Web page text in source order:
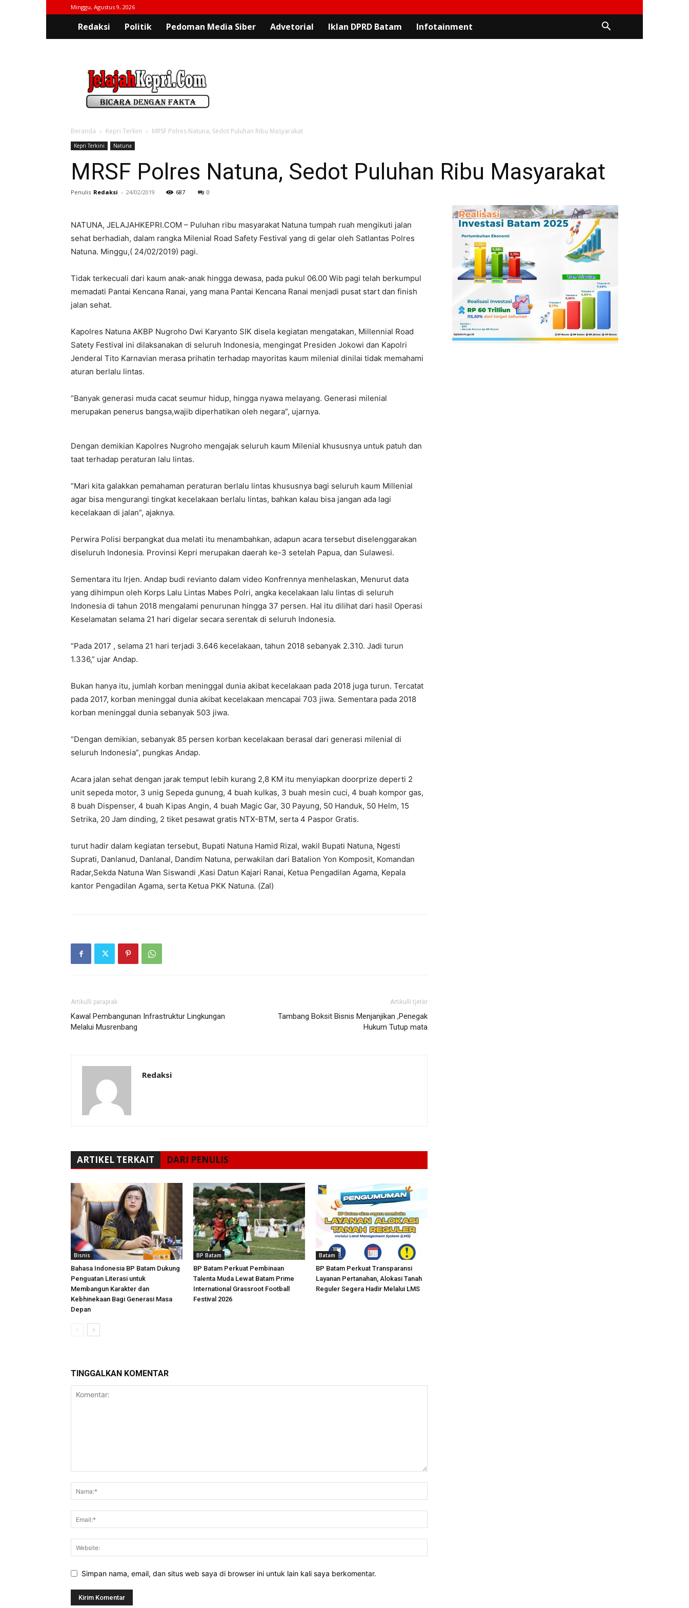
Minggu, Agustus 9, 2026
Redaksi Politik Pedoman Media Siber Advetorial Iklan DPRD Batam Infotainment
Beranda Kepri Terkini MRSF Polres Natuna, Sedot Puluhan Ribu Masyarakat
Kepri Terkini Natuna
MRSF Polres Natuna, Sedot Puluhan Ribu Masyarakat
Penulis Redaksi - 24/02/2019 687 0
NATUNA, JELAJAHKEPRI.COM – Puluhan ribu masyarakat Natuna tumpah ruah mengikuti jalan
sehat berhadiah, dalam rangka Milenial Road Safety Festival yang di gelar oleh Satlantas Polres
Natuna. Minggu,( 24/02/2019) pagi.
Tidak terkecuali dari kaum anak-anak hingga dewasa, pada pukul 06.00 Wib pagi telah berkumpul
memadati Pantai Kencana Ranai, yang mana Pantai Kencana Ranai menjadi pusat start dan finish
jalan sehat.
Kapolres Natuna AKBP Nugroho Dwi Karyanto SIK disela kegiatan mengatakan, Millennial Road
Satety Festival ini dilaksanakan di seluruh Indonesia, mengingat Presiden Jokowi dan Kapolri
Jenderal Tito Karnavian merasa prihatin terhadap mayoritas kaum milenial dinilai tidak memahami
aturan berlalu lintas.
“Banyak generasi muda cacat seumur hidup, hingga nyawa melayang. Generasi milenial
merupakan penerus bangsa,wajib diperhatikan oleh negara”, ujarnya.
Dengan demikian Kapolres Nugroho mengajak seluruh kaum Milenial khususnya untuk patuh dan
taat terhadap peraturan lalu lintas.
“Mari kita galakkan pemahaman peraturan berlalu lintas khususnya bagi seluruh kaum Millenial
agar bisa mengurangi tingkat kecelakaan berlalu lintas, bahkan kalau bisa jangan ada lagi
kecelakaan di jalan”, ajaknya.
Perwira Polisi berpangkat dua melati itu menambahkan, adapun acara tersebut diselenggarakan
diseluruh Indonesia. Provinsi Kepri merupakan daerah ke-3 setelah Papua, dan Sulawesi.
Sementara itu Irjen. Andap budi revianto dalam video Konfrennya menhelaskan, Menurut data
yang dihimpun oleh Korps Lalu Lintas Mabes Polri, angka kecelakaan lalu lintas di seluruh
Indonesia di tahun 2018 mengalami penurunan hingga 37 persen. Hal itu dilihat dari hasil Operasi
Keselamatan selama 21 hari digelar secara serentak di seluruh Indonesia.
“Pada 2017 , selama 21 hari terjadi 3.646 kecelakaan, tahun 2018 sebanyak 2.310. Jadi turun
1.336,” ujar Andap.
Bukan hanya itu, jumlah korban meninggal dunia akibat kecelakaan pada 2018 juga turun. Tercatat
pada 2017, korban meninggal dunia akibat kecelakaan mencapai 703 jiwa. Sementara pada 2018
korban meninggal dunia sebanyak 503 jiwa.
“Dengan demikian, sebanyak 85 persen korban kecelakaan berasal dari generasi milenial di
seluruh Indonesia”, pungkas Andap.
Acara jalan sehat dengan jarak temput lebih kurang 2,8 KM itu menyiapkan doorprize deperti 2
unit sepeda motor, 3 unig Sepeda gunung, 4 buah kulkas, 3 buah mesin cuci, 4 buah kompor gas,
8 buah Dispenser, 4 buah Kipas Angin, 4 buah Magic Gar, 30 Payung, 50 Handuk, 50 Helm, 15
Setrika, 20 Jam dinding, 2 tiket pesawat gratis NTX-BTM, serta 4 Paspor Gratis.
turut hadir dalam kegiatan tersebut, Bupati Natuna Hamid Rizal, wakil Bupati Natuna, Ngesti
Suprati, Danlanud, Danlanal, Dandim Natuna, perwakilan dari Batalion Yon Komposit, Komandan
Radar,Sekda Natuna Wan Siswandi ,Kasi Datun Kajari Ranai, Ketua Pengadilan Agama, Kepala
kantor Pengadilan Agama, serta Ketua PKK Natuna. (Zal)
Artikulli paraprak
Kawal Pembangunan Infrastruktur Lingkungan
Melalui Musrenbang
Artikulli tjetër
Tambang Boksit Bisnis Menjanjikan ,Penegak
Hukum Tutup mata
Redaksi
ARTIKEL TERKAIT DARI PENULIS
Bisnis
Bahasa Indonesia BP Batam Dukung
Penguatan Literasi untuk
Membangun Karakter dan
Kebhinekaan Bagi Generasi Masa
Depan
BP Batam
BP Batam Perkuat Pembinaan
Talenta Muda Lewat Batam Prime
International Grassroot Football
Festival 2026
Batam
BP Batam Perkuat Transparansi
Layanan Pertanahan, Alokasi Tanah
Reguler Segera Hadir Melalui LMS
TINGGALKAN KOMENTAR
Simpan nama, email, dan situs web saya di browser ini untuk lain kali saya berkomentar.